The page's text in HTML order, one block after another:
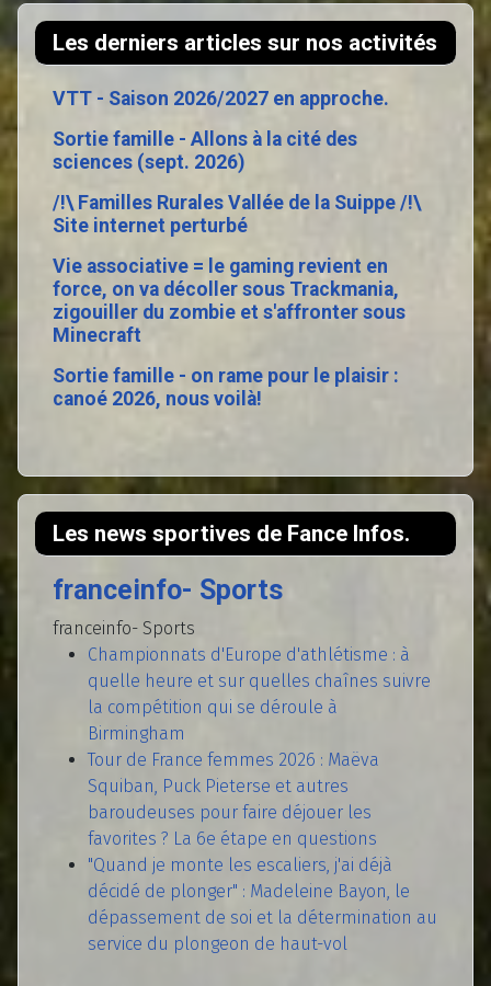
Les derniers articles sur nos activités
VTT - Saison 2026/2027 en approche.
Sortie famille - Allons à la cité des
sciences (sept. 2026)
/!\ Familles Rurales Vallée de la Suippe /!\
Site internet perturbé
Vie associative = le gaming revient en
force, on va décoller sous Trackmania,
zigouiller du zombie et s'affronter sous
Minecraft
Sortie famille - on rame pour le plaisir :
canoé 2026, nous voilà!
Les news sportives de Fance Infos.
franceinfo- Sports
franceinfo- Sports
Championnats d'Europe d'athlétisme : à
quelle heure et sur quelles chaînes suivre
la compétition qui se déroule à
Birmingham
Tour de France femmes 2026 : Maëva
Squiban, Puck Pieterse et autres
baroudeuses pour faire déjouer les
favorites ? La 6e étape en questions
"Quand je monte les escaliers, j'ai déjà
décidé de plonger" : Madeleine Bayon, le
dépassement de soi et la détermination au
service du plongeon de haut-vol